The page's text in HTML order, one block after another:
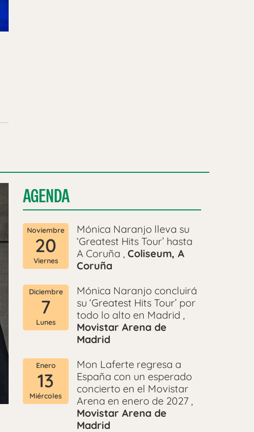
AGENDA
Noviembre
20
Viernes
Mónica Naranjo lleva su
‘Greatest Hits Tour’ hasta
A Coruña ,Coliseum, A
Coruña
Diciembre
7
Lunes
Mónica Naranjo concluirá
su ‘Greatest Hits Tour’ por
todo lo alto en Madrid ,
Movistar Arena de
Madrid
Enero
13
Miércoles
Mon Laferte regresa a
España con un esperado
concierto en el Movistar
Arena en enero de 2027 ,
Movistar Arena de
Madrid